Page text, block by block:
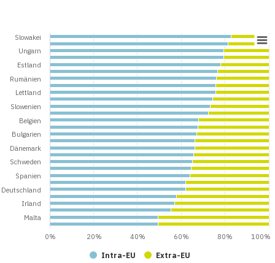
Intra-EU Extra-EU
Slowakei
Ungarn
Estland
Rumänien
Lettland
Slowenien
Belgien
Bulgarien
Dänemark
Schweden
Spanien
Deutschland
Irland
Malta
0% 20% 40% 60% 80% 100%